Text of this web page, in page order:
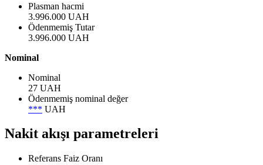
Plasman hacmi
3.996.000 UAH
Ödenmemiş Tutar
3.996.000 UAH
Nominal
Nominal
27 UAH
Ödenmemiş nominal değer
*** UAH
Nakit akışı parametreleri
Referans Faiz Oranı